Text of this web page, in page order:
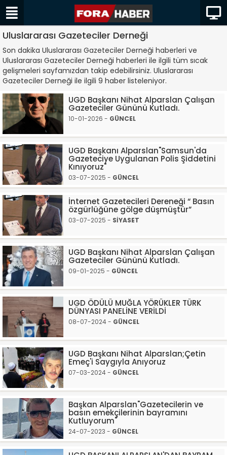
Uluslararası Gazeteciler Derneği
Son dakika Uluslararası Gazeteciler Derneği haberleri ve
Uluslararası Gazeteciler Derneği haberleri ile ilgili tüm sıcak
gelişmeleri sayfamızdan takip edebilirsiniz. Uluslararası
Gazeteciler Derneği ile ilgili 9 haber listeleniyor.
UGD Başkanı Nihat Alparslan Çalışan
Gazeteciler Gününü Kutladı.
10-01-2026 - GÜNCEL
UGD Başkanı Alparslan"Samsun'da
Gazeteciye Uygulanan Polis Şiddetini
Kınıyoruz"
03-07-2025 - GÜNCEL
İnternet Gazetecileri Dereneği “ Basın
özgürlüğüne gölge düşmüştür”
03-07-2025 - SİYASET
UGD Başkanı Nihat Alparslan Çalışan
Gazeteciler Gününü Kutladı.
09-01-2025 - GÜNCEL
UGD ÖDÜLÜ MUĞLA YÖRÜKLER TÜRK
DÜNYASI PANELİNE VERİLDİ
08-07-2024 - GÜNCEL
UGD Başkanı Nihat Alparslan;Çetin
Emeç'i Saygıyla Anıyoruz
07-03-2024 - GÜNCEL
Başkan Alparslan"Gazetecilerin ve
basın emekçilerinin bayramını
Kutluyorum"
24-07-2023 - GÜNCEL